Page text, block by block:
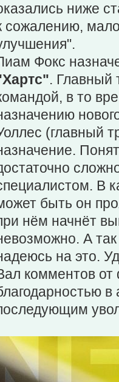
ниже
сожалению, мало
Фокс
. Главный
в то
(главный
В
быть он
нём начнёт
А
на это.
комментов